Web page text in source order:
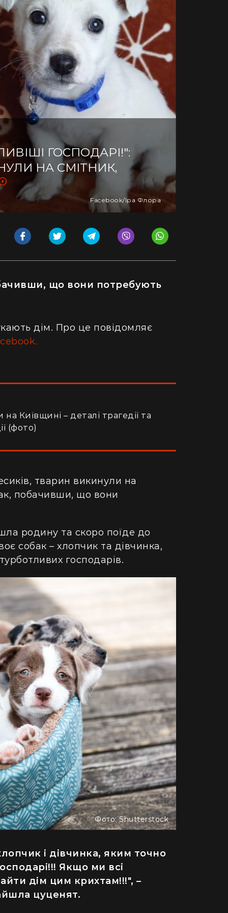
ДІМ
ГОСПОДАРІ!":
НА СМІТНИК,
Facebook/Іра Флора
що вони потребують
дім. Про це повідомляє
Київщині – деталі трагедії та
(фото)
тварин викинули на
побачивши, що вони
родину та скоро поїде до
собак – хлопчик та дівчинка,
господарів.
Фото: Shutterstock
і дівчинка, яким точно
Якщо ми всі
дім цим крихтам!!!", –
цуценят.